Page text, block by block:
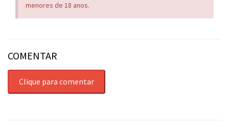
menores de 18 anos.
COMENTAR
Clique para comentar